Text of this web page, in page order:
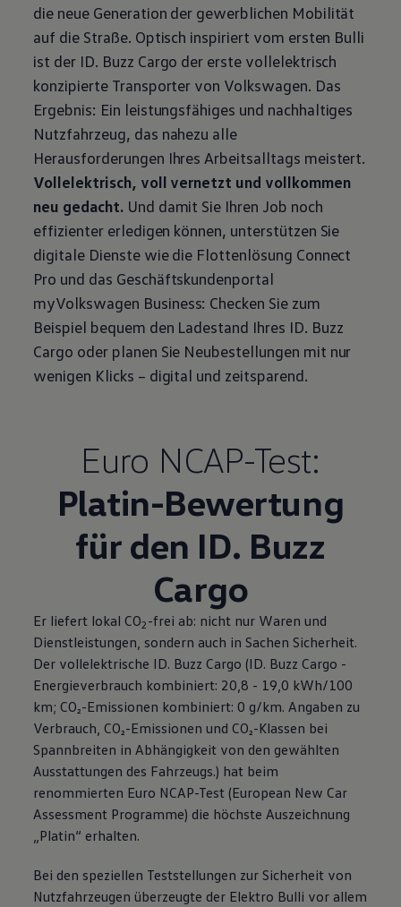
die neue Generation der gewerblichen Mobilität
auf die Straße. Optisch inspiriert vom ersten Bulli
ist der ID. Buzz Cargo der erste vollelektrisch
konzipierte Transporter von Volkswagen. Das
Ergebnis: Ein leistungsfähiges und nachhaltiges
Nutzfahrzeug, das nahezu alle
Herausforderungen Ihres Arbeitsalltags meistert.
Vollelektrisch, voll vernetzt und vollkommen
neu gedacht. Und damit Sie Ihren Job noch
effizienter erledigen können, unterstützen Sie
digitale Dienste wie die Flottenlösung Connect
Pro und das Geschäftskundenportal
myVolkswagen Business: Checken Sie zum
Beispiel bequem den Ladestand Ihres ID. Buzz
Cargo oder planen Sie Neubestellungen mit nur
wenigen Klicks – digital und zeitsparend.
Euro NCAP-Test:
Platin-Bewertung
für den ID. Buzz
Cargo
Er liefert lokal CO2 -frei ab: nicht nur Waren und
Dienstleistungen, sondern auch in Sachen Sicherheit.
Der vollelektrische ID. Buzz Cargo (ID. Buzz Cargo -
Energieverbrauch kombiniert: 20,8 - 19,0 kWh/100
km; CO₂-Emissionen kombiniert: 0 g/km. Angaben zu
Verbrauch, CO₂-Emissionen und CO₂-Klassen bei
Spannbreiten in Abhängigkeit von den gewählten
Ausstattungen des Fahrzeugs.) hat beim
renommierten Euro NCAP-Test (European New Car
Assessment Programme) die höchste Auszeichnung
„Platin“ erhalten.
Bei den speziellen Teststellungen zur Sicherheit von
Nutzfahrzeugen überzeugte der Elektro Bulli vor allem